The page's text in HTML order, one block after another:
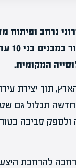
נרחב ופיתוח
המקומית.
תוך יצירת
תכלול גם
ולספק סביבה
להרחבת היצע